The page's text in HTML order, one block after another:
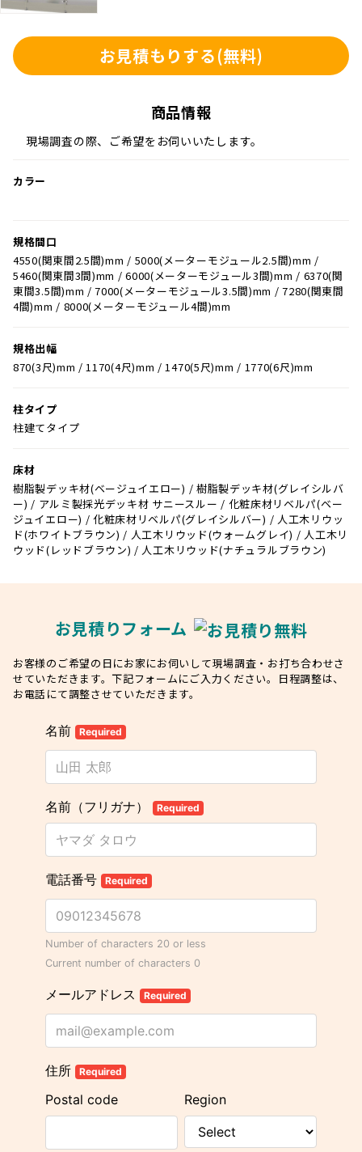
お見積もりする(無料)
商品情報
現場調査の際、ご希望をお伺いいたします。
カラー
規格間口
4550(関東間2.5間)mm / 5000(メーターモジュール2.5間)mm /
5460(関東間3間)mm / 6000(メーターモジュール3間)mm / 6370(関
東間3.5間)mm / 7000(メーターモジュール3.5間)mm / 7280(関東間
4間)mm / 8000(メーターモジュール4間)mm
規格出幅
870(3尺)mm / 1170(4尺)mm / 1470(5尺)mm / 1770(6尺)mm
柱タイプ
柱建てタイプ
床材
樹脂製デッキ材(ベージュイエロー) / 樹脂製デッキ材(グレイシルバ
ー) / アルミ製採光デッキ材 サニースルー / 化粧床材リベルパ(ベー
ジュイエロー) / 化粧床材リベルパ(グレイシルバー) / 人工木リウッ
ド(ホワイトブラウン) / 人工木リウッド(ウォームグレイ) / 人工木リ
ウッド(レッドブラウン) / 人工木リウッド(ナチュラルブラウン)
お見積りフォーム
お客様のご希望の日にお家にお伺いして現場調査・お打ち合わせさ
せていただきます。下記フォームにご入力ください。日程調整は、
お電話にて調整させていただきます。